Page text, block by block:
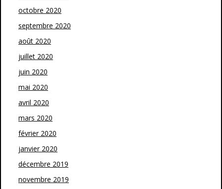
octobre 2020
septembre 2020
août 2020
juillet 2020
juin 2020
mai 2020
avril 2020
mars 2020
février 2020
janvier 2020
décembre 2019
novembre 2019